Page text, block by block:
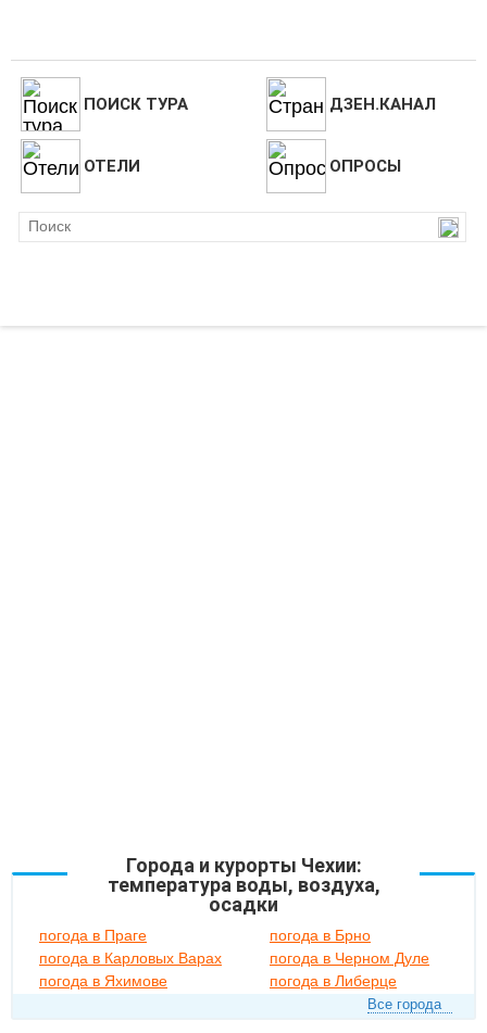
ПОИСК ТУРА ДЗЕН.КАНАЛ
ОТЕЛИ ОПРОСЫ
Города и курорты Чехии:
температура воды, воздуха,
осадки
погода в Праге
погода в Брно
погода в Карловых Варах
погода в Черном Дуле
погода в Яхимове
погода в Либерце
Все города